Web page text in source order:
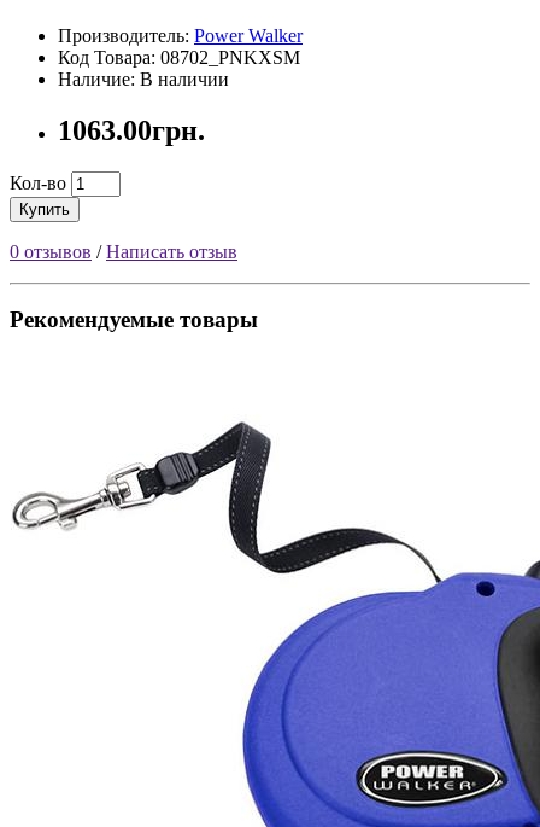
Производитель: Power Walker
Код Товара: 08702_PNKXSM
Наличие: В наличии
1063.00грн.
Кол-во
Купить
0 отзывов /Написать отзыв
Рекомендуемые товары